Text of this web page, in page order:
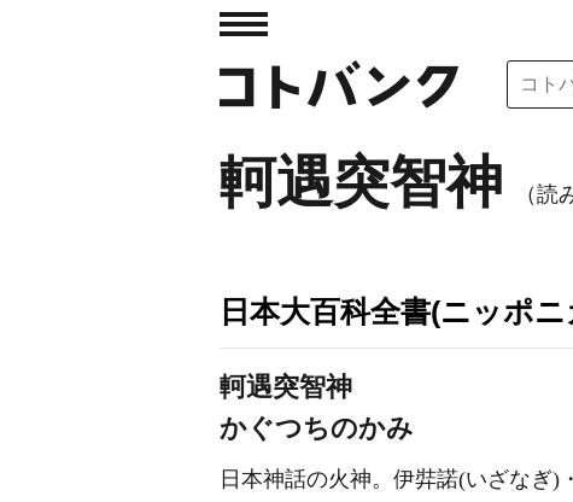
軻遇突智神 （読
日本大百科全書(ニッポニ
軻遇突智神
かぐつちのかみ
日本神話の火神。伊弉諾(いざなぎ)